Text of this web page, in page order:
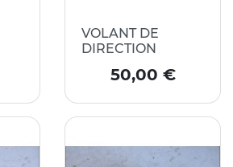
VOLANT DE
DIRECTION
Prix
50,00 €